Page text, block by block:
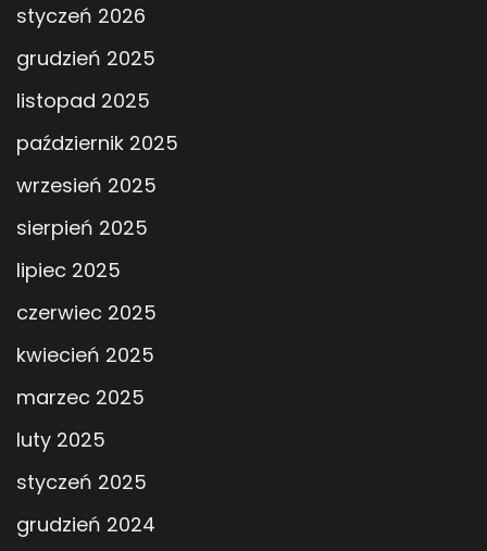
styczeń 2026
grudzień 2025
listopad 2025
październik 2025
wrzesień 2025
sierpień 2025
lipiec 2025
czerwiec 2025
kwiecień 2025
marzec 2025
luty 2025
styczeń 2025
grudzień 2024